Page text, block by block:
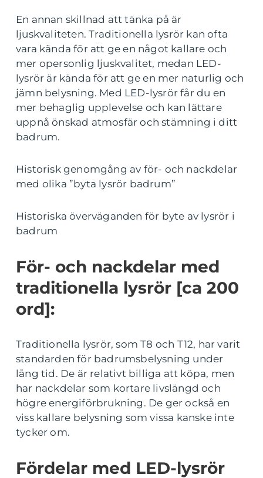
En annan skillnad att tänka på är
ljuskvaliteten. Traditionella lysrör kan ofta
vara kända för att ge en något kallare och
mer opersonlig ljuskvalitet, medan LED-
lysrör är kända för att ge en mer naturlig och
jämn belysning. Med LED-lysrör får du en
mer behaglig upplevelse och kan lättare
uppnå önskad atmosfär och stämning i ditt
badrum.
Historisk genomgång av för- och nackdelar
med olika ”byta lysrör badrum”
Historiska överväganden för byte av lysrör i
badrum
För- och nackdelar med
traditionella lysrör [ca 200
ord]:
Traditionella lysrör, som T8 och T12, har varit
standarden för badrumsbelysning under
lång tid. De är relativt billiga att köpa, men
har nackdelar som kortare livslängd och
högre energiförbrukning. De ger också en
viss kallare belysning som vissa kanske inte
tycker om.
Fördelar med LED-lysrör